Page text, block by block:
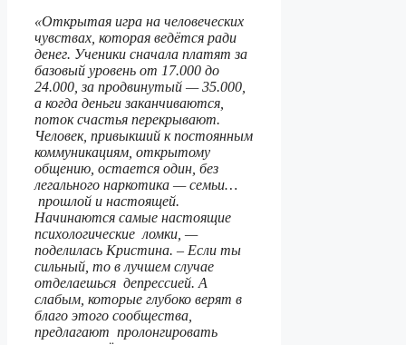
«Открытая игра на человеческих
чувствах, которая ведётся ради
денег. Ученики сначала платят за
базовый уровень от 17.000 до
24.000, за продвинутый — 35.000,
а когда деньги заканчиваются,
поток счастья перекрывают.
Человек, привыкший к постоянным
коммуникациям, открытому
общению, остается один, без
легального наркотика — семьи…
прошлой и настоящей.
Начинаются самые настоящие
психологические ломки, —
поделилась Кристина. – Если ты
сильный, то в лучшем случае
отделаешься депрессией. А
слабым, которые глубоко верят в
благо этого сообщества,
предлагают пролонгировать